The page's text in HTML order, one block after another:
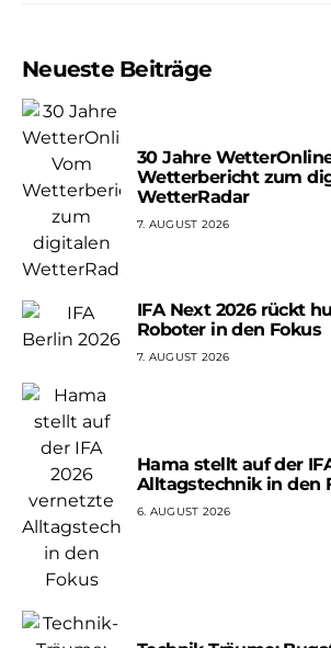
Neueste Beiträge
30 Jahre
Wetterbericht zum
WetterRadar
7. AUGUST 2026
IFA Next 2026 rückt
Roboter in den Fokus
7. AUGUST 2026
Hama stellt auf der
Alltagstechnik in den
6. AUGUST 2026